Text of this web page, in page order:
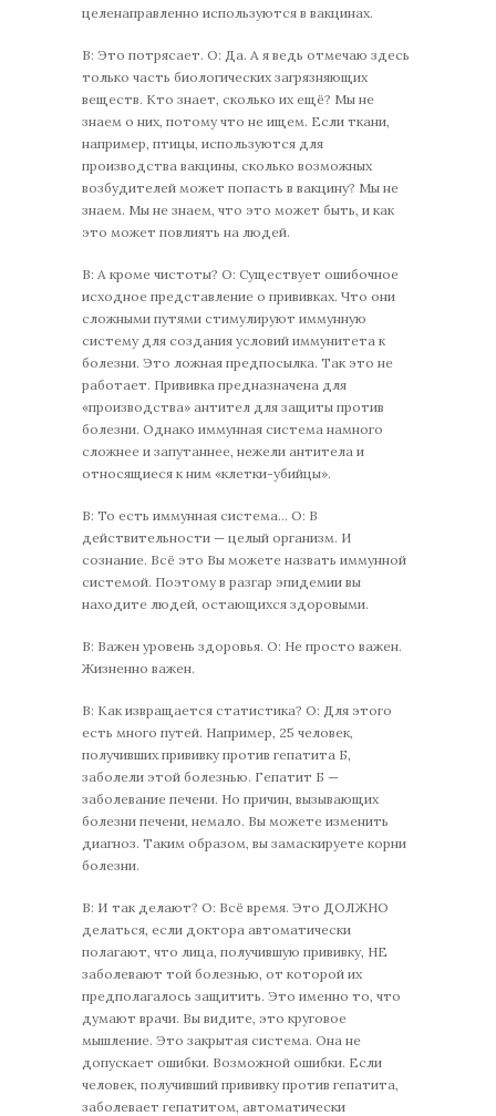
целенаправленно используются в вакцинах.
В: Это потрясает. О: Да. А я ведь отмечаю здесь
только часть биологических загрязняющих
веществ. Кто знает, сколько их ещё? Мы не
знаем о них, потому что не ищем. Если ткани,
например, птицы, используются для
производства вакцины, сколько возможных
возбудителей может попасть в вакцину? Мы не
знаем. Мы не знаем, что это может быть, и как
это может повлиять на людей.
В: А кроме чистоты? О: Существует ошибочное
исходное представление о прививках. Что они
сложными путями стимулируют иммунную
систему для создания условий иммунитета к
болезни. Это ложная предпосылка. Так это не
работает. Прививка предназначена для
«производства» антител для защиты против
болезни. Однако иммунная система намного
сложнее и запутаннее, нежели антитела и
относящиеся к ним «клетки-убийцы».
В: То есть иммунная система… О: В
действительности — целый организм. И
сознание. Всё это Вы можете назвать иммунной
системой. Поэтому в разгар эпидемии вы
находите людей, остающихся здоровыми.
В: Важен уровень здоровья. О: Не просто важен.
Жизненно важен.
В: Как извращается статистика? О: Для этого
есть много путей. Например, 25 человек,
получивших прививку против гепатита Б,
заболели этой болезнью. Гепатит Б —
заболевание печени. Но причин, вызывающих
болезни печени, немало. Вы можете изменить
диагноз. Таким образом, вы замаскируете корни
болезни.
В: И так делают? О: Всё время. Это ДОЛЖНО
делаться, если доктора автоматически
полагают, что лица, получившую прививку, НЕ
заболевают той болезнью, от которой их
предполагалось защитить. Это именно то, что
думают врачи. Вы видите, это круговое
мышление. Это закрытая система. Она не
допускает ошибки. Возможной ошибки. Если
человек, получивший прививку против гепатита,
заболевает гепатитом, автоматически